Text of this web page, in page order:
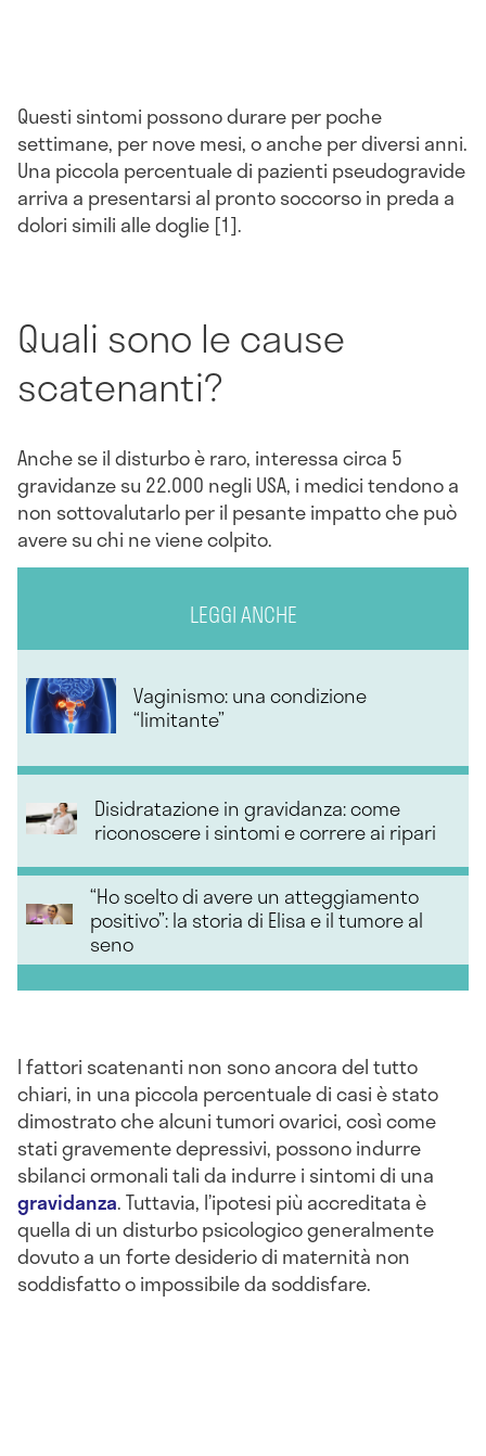
Questi sintomi possono durare per poche
settimane, per nove mesi, o anche per diversi anni.
Una piccola percentuale di pazienti pseudogravide
arriva a presentarsi al pronto soccorso in preda a
dolori simili alle doglie [1].
Quali sono le cause
scatenanti?
Anche se il disturbo è raro, interessa circa 5
gravidanze su 22.000 negli USA, i medici tendono a
non sottovalutarlo per il pesante impatto che può
avere su chi ne viene colpito.
LEGGI ANCHE
Vaginismo: una condizione
“limitante”
Disidratazione in gravidanza: come
riconoscere i sintomi e correre ai ripari
“Ho scelto di avere un atteggiamento
positivo”: la storia di Elisa e il tumore al
seno
I fattori scatenanti non sono ancora del tutto
chiari, in una piccola percentuale di casi è stato
dimostrato che alcuni tumori ovarici, così come
stati gravemente depressivi, possono indurre
sbilanci ormonali tali da indurre i sintomi di una
gravidanza. Tuttavia, l’ipotesi più accreditata è
quella di un disturbo psicologico generalmente
dovuto a un forte desiderio di maternità non
soddisfatto o impossibile da soddisfare.